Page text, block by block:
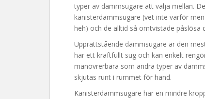
typer av dammsugare att välja mellan.
kanisterdammsugare (vet inte varför
heh) och de alltid så omtvistade påslösa
Upprättstående dammsugare är den
har ett kraftfullt sug och kan enkelt
manövrerbara som andra typer av
skjutas runt i rummet för hand.
Kanisterdammsugare har en mindre